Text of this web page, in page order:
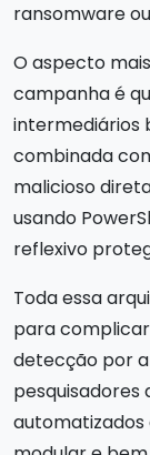
ransomware
O aspecto
campanha é
intermediários
combinada
malicioso
usando
reflexivo
Toda essa
para
detecção por
pesquisadores